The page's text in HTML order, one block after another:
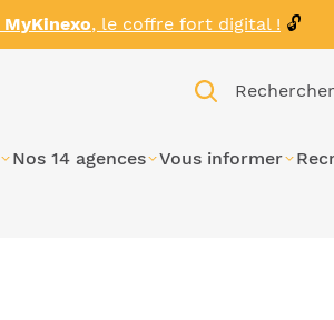
MyKinexo, le coffre fort digital ! 🔓
Nos 14 agences Vous informer